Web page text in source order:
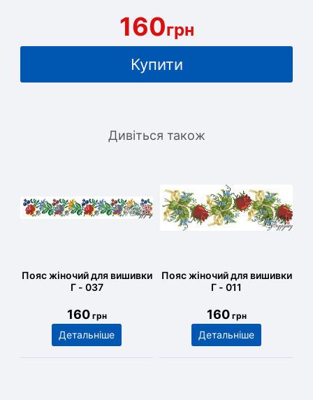
160грн
Купити
Дивіться також
Пояс жіночий для вишивки
Г - 037
160грн
Детальніше
Пояс жіночий для вишивки
Г - 011
160грн
Детальніше